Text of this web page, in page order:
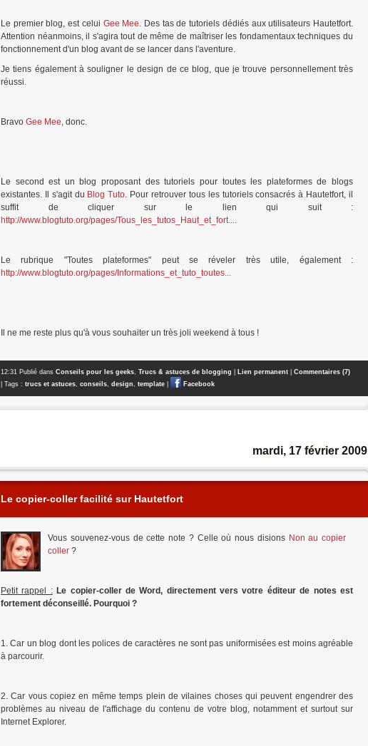
Le premier blog, est celui Gee Mee. Des tas de tutoriels dédiés aux utilisateurs Hautetfort.
Attention néanmoins, il s'agira tout de même de maîtriser les fondamentaux techniques du
fonctionnement d'un blog avant de se lancer dans l'aventure.
Je tiens également à souligner le design de ce blog, que je trouve personnellement très
réussi.
Bravo Gee Mee, donc.
Le second est un blog proposant des tutoriels pour toutes les plateformes de blogs
existantes. Il s'agit du Blog Tuto. Pour retrouver tous les tutoriels consacrés à Hautetfort, il
suffit de cliquer sur le lien qui suit :
http://www.blogtuto.org/pages/Tous_les_tutos_Haut_et_fort....
Le rubrique "Toutes plateformes" peut se réveler très utile, également :
http://www.blogtuto.org/pages/Informations_et_tuto_toutes...
Il ne me reste plus qu'à vous souhaiter un très joli weekend à tous !
12:31 Publié dans Conseils pour les geeks, Trucs & astuces de blogging Lien permanent
Commentaires (7)
| Tags : trucs et astuces, conseils, design, template Facebook
mardi, 17 février 2009
Le copier-coller facilité sur Hautetfort
Vous souvenez-vous de cette note ? Celle où nous disions Non au copier
coller ?
Petit rappel : Le copier-coller de Word, directement vers votre éditeur de notes est
fortement déconseillé. Pourquoi ?
1. Car un blog dont les polices de caractères ne sont pas uniformisées est moins agréable
à parcourir.
2. Car vous copiez en même temps plein de vilaines choses qui peuvent engendrer des
problèmes au niveau de l'affichage du contenu de votre blog, notamment et surtout sur
Internet Explorer.